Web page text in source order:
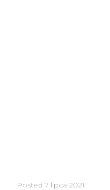
Posted 7 lipca 2021